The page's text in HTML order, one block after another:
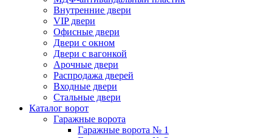
Внутренние двери
VIP двери
Офисные двери
Двери с окном
Двери с вагонкой
Арочные двери
Распродажа дверей
Входные двери
Стальные двери
Каталог ворот
Гаражные ворота
Гаражные ворота № 1